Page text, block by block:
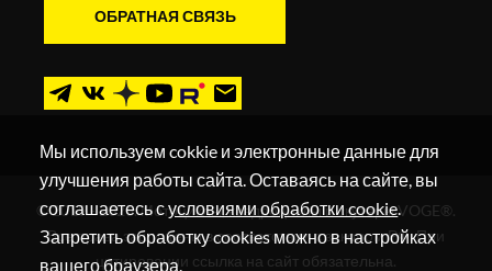
ОБРАТНАЯ СВЯЗЬ
© 2019 - 2026. Мотоциклы, квадроциклы и скутеры VOGE®.
Все права защищены в соответствии с законом РФ. При
цитировании ссылка на сайт обязательна.
Мы используем cokkie и электронные данные для
улучшения работы сайта. Оставаясь на сайте, вы
соглашаетесь сусловиями обработки cookie.
Запретить обработку cookies можно в настройках
вашего браузера.